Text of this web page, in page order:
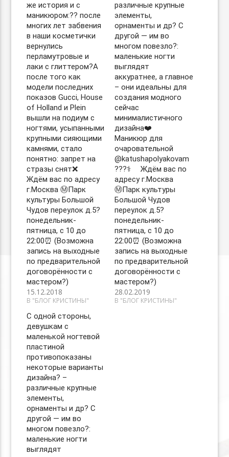
же история и с
маникюром:?? после
многих лет забвения
в наши косметички
вернулись
перламутровые и
лаки с глиттером?А
после того как
модели последних
показов Gucci, House
of Holland и Plein
вышли на подиум с
ногтями, усыпанными
крупными сияющими
камнями, стало
понятно: запрет на
стразы снят❌ ⠀
Ждём вас по адресу
г.Москва Ⓜ️Парк
культуры Большой
Чудов переулок д.5?
понедельник-
пятница, с 10 до
22:00⏰ (Возможна
запись на выходные
по предварительной
договорённости с
мастером?)
15.12.2018
В "БЛОГ КРИСТИНЫ"
различные крупные
элементы,
орнаменты и др? С
другой — им во
многом повезло?:
маленькие ногти
выглядят
аккуратнее, а главное
– они идеальны для
создания модного
сейчас
минималистичного
дизайна❤️ ⠀
Маникюр для
очаровательной
@katushapolyakovam
???‍⚕️ ⠀ Ждём вас по
адресу г.Москва
Ⓜ️Парк культуры
Большой Чудов
переулок д.5?
понедельник-
пятница, с 10 до
22:00⏰ (Возможна
запись на выходные
по предварительной
договорённости с
мастером?)
28.02.2019
В "БЛОГ КРИСТИНЫ"
С одной стороны,
девушкам с
маленькой ногтевой
пластиной
противопоказаны
некоторые варианты
дизайна? –
различные крупные
элементы,
орнаменты и др? С
другой — им во
многом повезло?:
маленькие ногти
выглядят